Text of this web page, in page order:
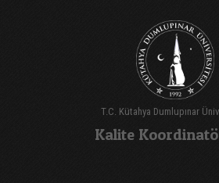
T.C. Kütahya Dumlupınar
Kalite